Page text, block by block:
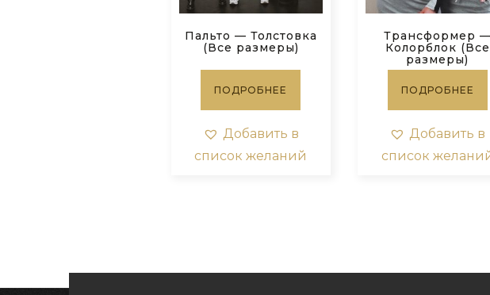
Пальто — Толстовка
(Все размеры)
ПОДРОБНЕЕ
Добавить в
список желаний
Трансформер —
Колорблок (Все
размеры)
ПОДРОБНЕЕ
Добавить в
список